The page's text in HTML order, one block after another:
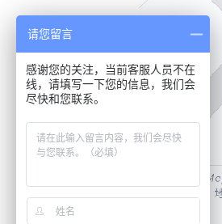
请您留言
感谢您的关注，当前客服人员不在
线，请填写一下您的信息，我们会
尽快和您联系。